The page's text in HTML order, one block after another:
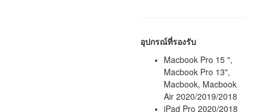
อุปกรณ์ที่รองรับ
Macbook Pro 15 ",
Macbook Pro 13",
Macbook, Macbook
Air 2020/2019/2018
iPad Pro 2020/2018